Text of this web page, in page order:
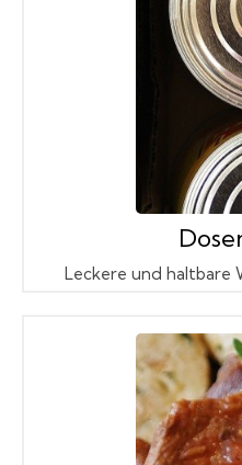
Leckere und haltbare